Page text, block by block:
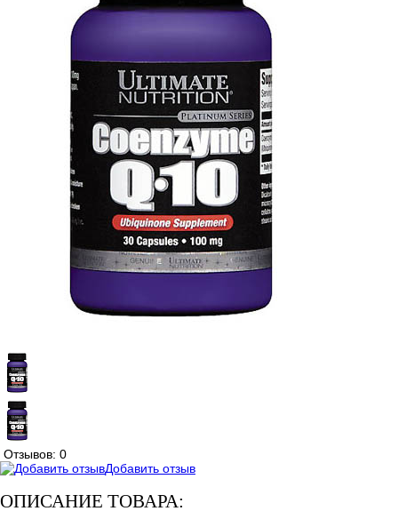
Отзывов: 0
Добавить отзыв
ОПИСАНИЕ ТОВАРА: